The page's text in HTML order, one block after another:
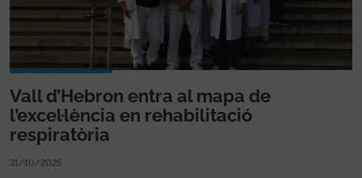
Vall d’Hebron entra al mapa de
l’excel·lència en rehabilitació
respiratòria
31/10/2025